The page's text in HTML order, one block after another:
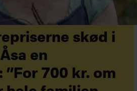
skød i
en
”For 700 kr. om